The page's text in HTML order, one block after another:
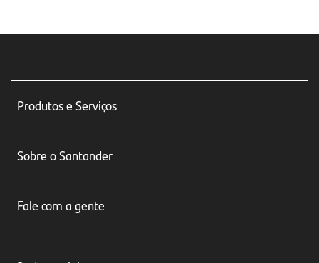
Produtos e Serviços
Seguros
Crédito e Financiamentos
Sobre o Santander
Fale com a gente